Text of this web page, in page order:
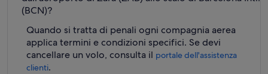
(BCN)?
Quando si tratta di penali ogni compagnia aerea
applica termini e condizioni specifici. Se devi
cancellare un volo, consulta il portale dell'assistenza
clienti.